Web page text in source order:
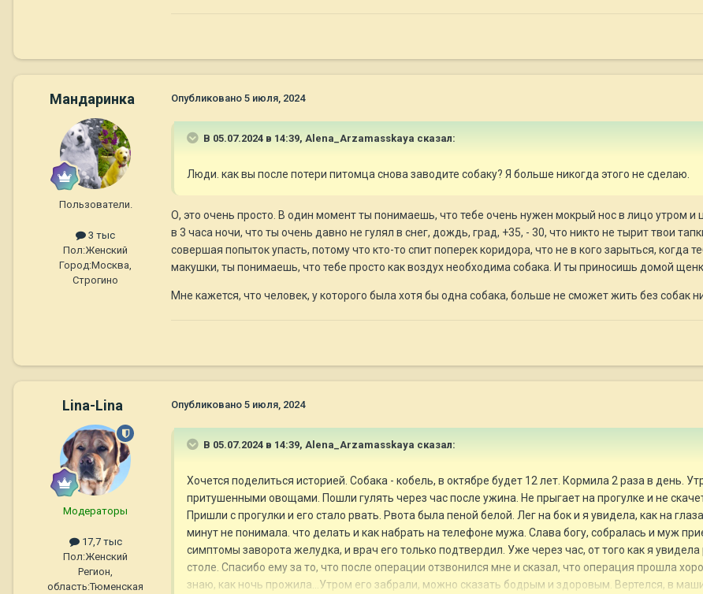
Мандаринка
Пользователи.
3 тыс
Пол:Женский
Город:Москва,
Строгино
Опубликовано 5 июля, 2024
В 05.07.2024 в 14:39, Alena_Arzamasskaya сказал:
Люди. как вы после потери питомца снова заводите собаку? Я больше никогда этого не сделаю.
О, это очень просто. В один момент ты понимаешь, что тебе очень нужен мокрый нос в лицо утром
в 3 часа ночи, что ты очень давно не гулял в снег, дождь, град, +35, - 30, что никто не тырит твои
совершая попыток упасть, потому что кто-то спит поперек коридора, что не в кого зарыться, когда
макушки, ты понимаешь, что тебе просто как воздух необходима собака. И ты приносишь домой
Мне кажется, что человек, у которого была хотя бы одна собака, больше не сможет жить без собак
Lina-Lina
Модераторы
17,7 тыс
Пол:Женский
Регион,
область:Тюменская
Опубликовано 5 июля, 2024
В 05.07.2024 в 14:39, Alena_Arzamasskaya сказал:
Хочется поделиться историей. Собака - кобель, в октябре будет 12 лет. Кормила 2 раза в день.
притушенными овощами. Пошли гулять через час после ужина. Не прыгает на прогулке и не
Пришли с прогулки и его стало рвать. Рвота была пеной белой. Лег на бок и я увидела, как на
минут не понимала. что делать и как набрать на телефоне мужа. Слава богу, собралась и муж
симптомы заворота желудка, и врач его только подтвердил. Уже через час, от того как я
столе. Спасибо ему за то, что после операции отзвонился мне и сказал, что операция прошла
знаю, как ночь прожила...Утром его забрали, можно сказать бодрым и здоровым. Вертелся, в